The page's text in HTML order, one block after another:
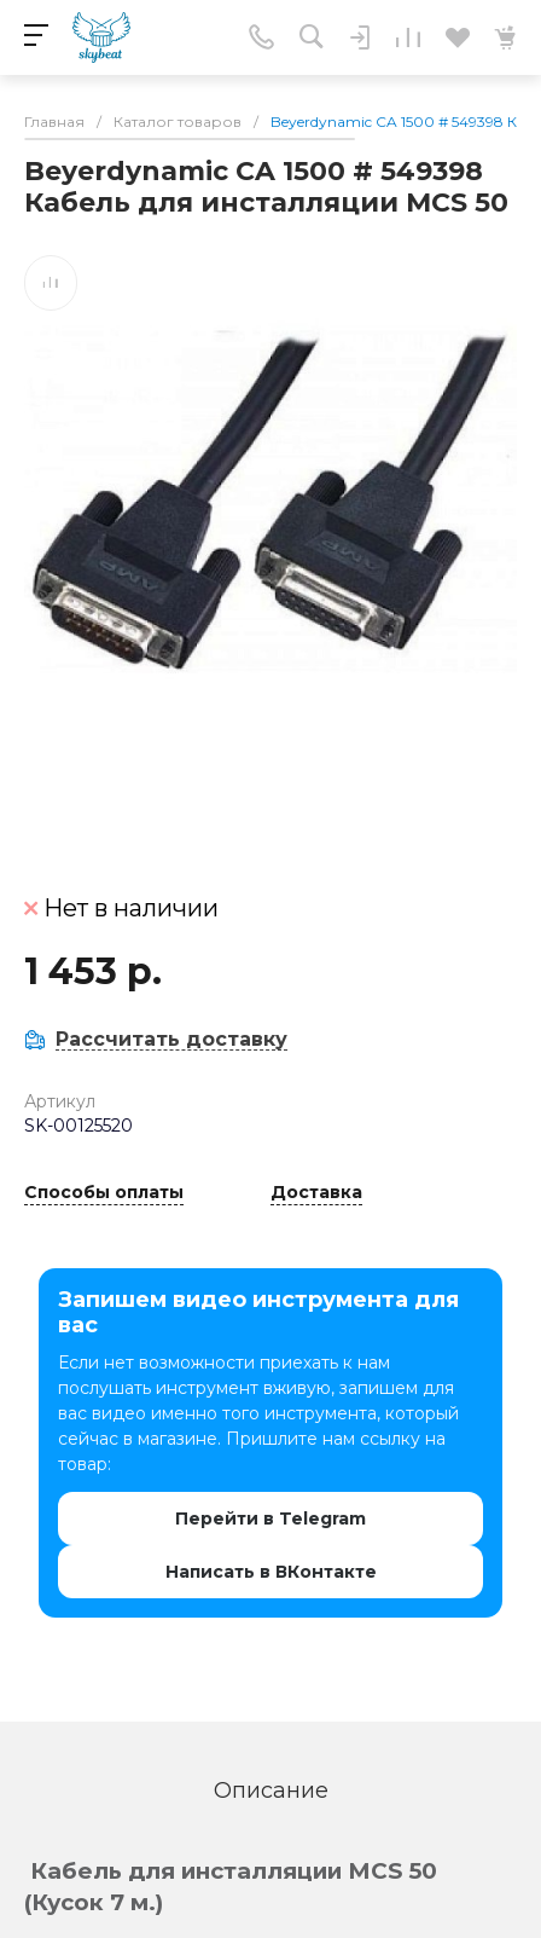
Главная / Каталог товаров / Beyerdynamic CA 1500 # 549398
Beyerdynamic CA 1500 # 549398
Кабель для инсталляции MCS 50
Нет в наличии
1 453 р.
Рассчитать доставку
Артикул
SK-00125520
Способы оплаты Доставка
Запишем видео инструмента для
вас
Если нет возможности приехать к нам
послушать инструмент вживую, запишем для
вас видео именно того инструмента, который
сейчас в магазине. Пришлите нам ссылку на
товар:
Перейти в Telegram
Написать в ВКонтакте
Описание
Кабель для инсталляции MCS 50
(Кусок 7 м.)